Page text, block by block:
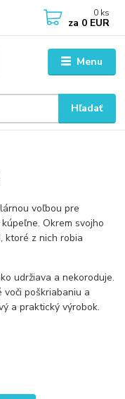
Menu
Hľadať
0 ks
za 0 EUR
voľbou pre
Okrem svojho
ktoré z nich robia
udržiava a nekoroduje.
voči poškriabaniu a
a praktický výrobok.